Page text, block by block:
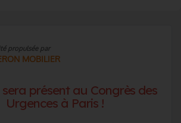
propulsée par
MOBILIER
présent au Congrès des
Urgences à Paris !